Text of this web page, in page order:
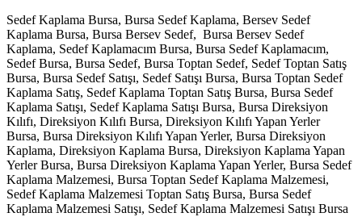
Sedef Kaplama Bursa, Bursa Sedef Kaplama, Bersev Sedef
Kaplama Bursa, Bursa Bersev Sedef, Bursa Bersev Sedef
Kaplama, Sedef Kaplamacım Bursa, Bursa Sedef Kaplamacım,
Sedef Bursa, Bursa Sedef, Bursa Toptan Sedef, Sedef Toptan Satış
Bursa, Bursa Sedef Satışı, Sedef Satışı Bursa, Bursa Toptan Sedef
Kaplama Satış, Sedef Kaplama Toptan Satış Bursa, Bursa Sedef
Kaplama Satışı, Sedef Kaplama Satışı Bursa, Bursa Direksiyon
Kılıfı, Direksiyon Kılıfı Bursa, Direksiyon Kılıfı Yapan Yerler
Bursa, Bursa Direksiyon Kılıfı Yapan Yerler, Bursa Direksiyon
Kaplama, Direksiyon Kaplama Bursa, Direksiyon Kaplama Yapan
Yerler Bursa, Bursa Direksiyon Kaplama Yapan Yerler, Bursa Sedef
Kaplama Malzemesi, Bursa Toptan Sedef Kaplama Malzemesi,
Sedef Kaplama Malzemesi Toptan Satış Bursa, Bursa Sedef
Kaplama Malzemesi Satışı, Sedef Kaplama Malzemesi Satışı Bursa